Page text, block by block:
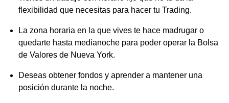
flexibilidad que necesitas para hacer tu Trading.
La zona horaria en la que vives te hace madrugar o
quedarte hasta medianoche para poder operar la Bolsa
de Valores de Nueva York.
Deseas obtener fondos y aprender a mantener una
posición durante la noche.